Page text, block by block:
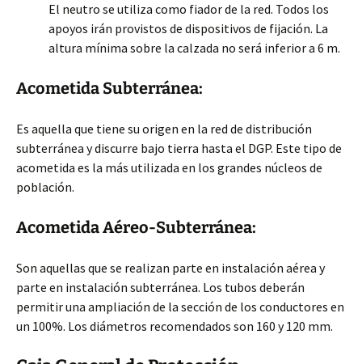
El neutro se utiliza como fiador de la red. Todos los
apoyos irán provistos de dispositivos de fijación. La
altura mínima sobre la calzada no será inferior a 6 m.
Acometida Subterránea:
Es aquella que tiene su origen en la red de distribución
subterránea y discurre bajo tierra hasta el DGP. Este tipo de
acometida es la más utilizada en los grandes núcleos de
población.
Acometida Aéreo-Subterránea:
Son aquellas que se realizan parte en instalación aérea y
parte en instalación subterránea. Los tubos deberán
permitir una ampliación de la sección de los conductores en
un 100%. Los diámetros recomendados son 160 y 120 mm.